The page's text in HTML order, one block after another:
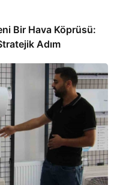
Bir Hava Köprüsü:
Adım